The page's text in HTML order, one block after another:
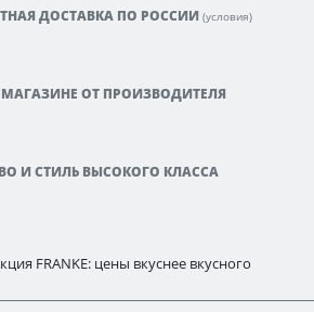
ДОСТАВКА ПО РОССИИ (условия)
ОТ ПРОИЗВОДИТЕЛЯ
И СТИЛЬ ВЫСОКОГО КЛАССА
FRANKE: цены вкуснее вкусного